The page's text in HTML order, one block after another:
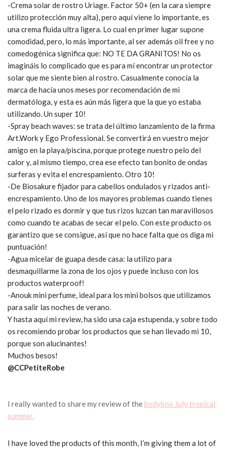
-Crema solar de rostro Uriage. Factor 50+ (en la cara siempre
utilizo protección muy alta), pero aquí viene lo importante, es
una crema fluida ultra ligera. Lo cual en primer lugar supone
comodidad, pero, lo más importante, al ser además oil free y no
comedogénica significa que: NO TE DA GRANITOS! No os
imagináis lo complicado que es para mí encontrar un protector
solar que me siente bien al rostro. Casualmente conocía la
marca de hacía unos meses por recomendación de mi
dermatóloga, y esta es aún más ligera que la que yo estaba
utilizando. Un super 10!
-Spray beach waves: se trata del último lanzamiento de la firma
Art.Work y Ego Professional. Se convertirá en vuestro mejor
amigo en la playa/piscina, porque protege nuestro pelo del
calor y, al mismo tiempo, crea ese efecto tan bonito de ondas
surferas y evita el encrespamiento. Otro 10!
-De Biosakure fijador para cabellos ondulados y rizados anti-
encrespamiento. Uno de los mayores problemas cuando tienes
el pelo rizado es dormir y que tus rizos luzcan tan maravillosos
como cuando te acabas de secar el pelo. Con este producto os
garantizo que se consigue, así que no hace falta que os diga mi
puntuación!
-Agua micelar de guapa desde casa: la utilizo para
desmaquillarme la zona de los ojos y puede incluso con los
productos waterproof!
-Anouk mini perfume, ideal para los mini bolsos que utilizamos
para salir las noches de verano.
Y hasta aquí mi review, ha sido una caja estupenda, y sobre todo
os recomiendo probar los productos que se han llevado mi 10,
porque son alucinantes!
Muchos besos!
@CCPetiteRobe
I really wanted to share my review of the bodybox July tropical
summer.
I have loved the products of this month, I’m giving them a lot of